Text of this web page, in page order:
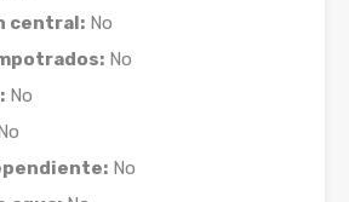
central: No
No
No
No